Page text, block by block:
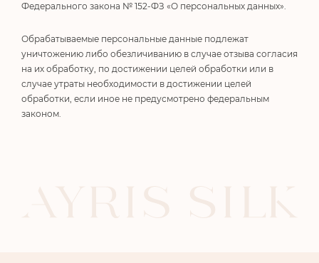
Федерального закона № 152-ФЗ «О персональных данных».
Обрабатываемые персональные данные подлежат
уничтожению либо обезличиванию в случае отзыва согласия
на их обработку, по достижении целей обработки или в
случае утраты необходимости в достижении целей
обработки, если иное не предусмотрено федеральным
законом.